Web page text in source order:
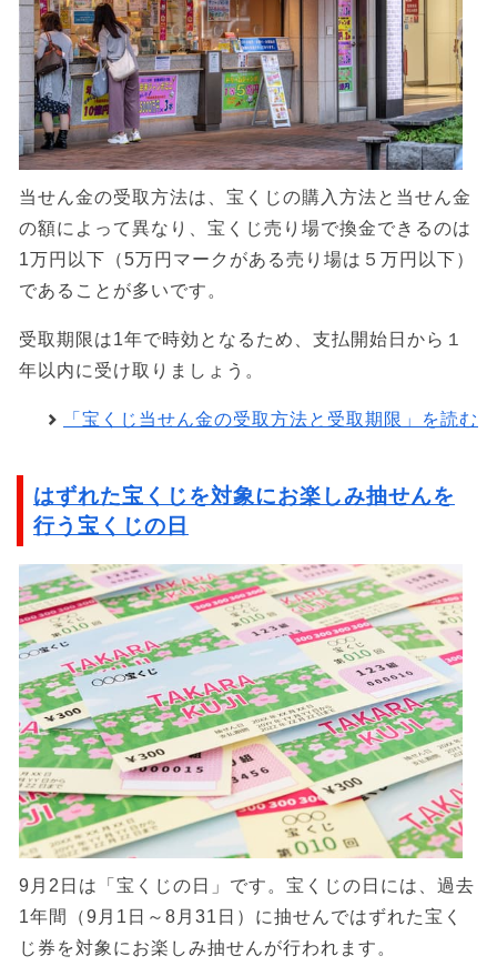
当せん金の受取方法は、宝くじの購入方法と当せん金
の額によって異なり、宝くじ売り場で換金できるのは
1万円以下（5万円マークがある売り場は５万円以下）
であることが多いです。
受取期限は1年で時効となるため、支払開始日から１
年以内に受け取りましょう。
「宝くじ当せん金の受取方法と受取期限」を読む
はずれた宝くじを対象にお楽しみ抽せんを
行う宝くじの日
9月2日は「宝くじの日」です。宝くじの日には、過去
1年間（9月1日～8月31日）に抽せんではずれた宝く
じ券を対象にお楽しみ抽せんが行われます。